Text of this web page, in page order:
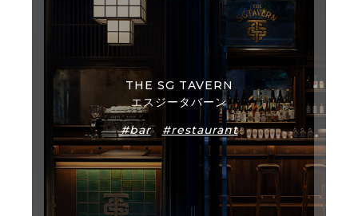
THE SG TAVERN
エスジータバーン
#bar
#restaurant